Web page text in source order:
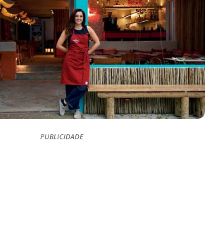
PUBLICIDADE